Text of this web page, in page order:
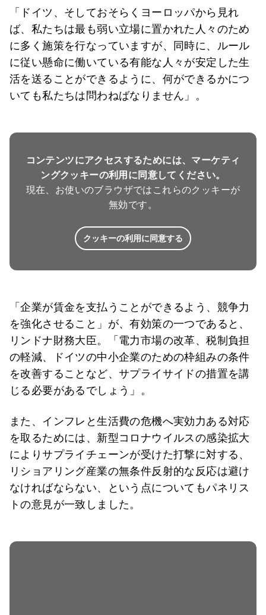
「ドイツ、そしておそらくヨーロッパから見れ
ば、私たちは最も弱い立場に置かれた人々のため
に多く施策を行なっていますが、同時に、ルール
に従い懸命に働いている有能な人々が安定した生
活を送ることができるように、何ができるかにつ
いても私たちは問わねばなりません」。
コンテンツにアクセスするためには、マーケティ
ングクッキーの利用に同意してください。
現在、お使いのブラウザではこれらのクッキーが
無効です。
クッキーの利用に同意する
「企業が賃金を支払うことができるよう、競争力
を強化させること」が、有効策の一つであると、
リンドナ財務大臣。「電力市場の改革、税制負担
の軽減、ドイツの中小企業のための枠組みの条件
を改善することなど、サプライサイドの措置を講
じる必要があるでしょう」。
また、インフレと生活費の危機へ実効力ある対応
を取るためには、新型コロナウイルスの感染拡大
によりサプライチェーンが受けた打撃に対する、
リショアリング産業の無条件反射的な反応は避け
なければならない、という点についてもパネリス
トの意見が一致しました。